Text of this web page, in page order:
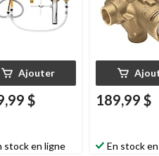
Ajouter
$
stock en ligne
189,99 $
En stock